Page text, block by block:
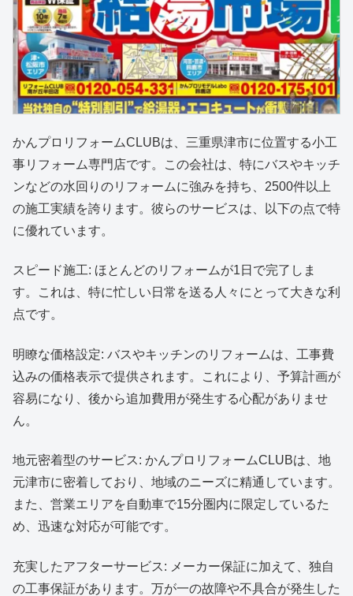
かんプロリフォームCLUBは、三重県津市に位置する小工
事リフォーム専門店です。この会社は、特にバスやキッチ
ンなどの水回りのリフォームに強みを持ち、2500件以上
の施工実績を誇ります。彼らのサービスは、以下の点で特
に優れています。
スピード施工: ほとんどのリフォームが1日で完了しま
す。これは、特に忙しい日常を送る人々にとって大きな利
点です。
明瞭な価格設定: バスやキッチンのリフォームは、工事費
込みの価格表示で提供されます。これにより、予算計画が
容易になり、後から追加費用が発生する心配がありませ
ん。
地元密着型のサービス: かんプロリフォームCLUBは、地
元津市に密着しており、地域のニーズに精通しています。
また、営業エリアを自動車で15分圏内に限定しているた
め、迅速な対応が可能です。
充実したアフターサービス: メーカー保証に加えて、独自
の工事保証があります。万が一の故障や不具合が発生した